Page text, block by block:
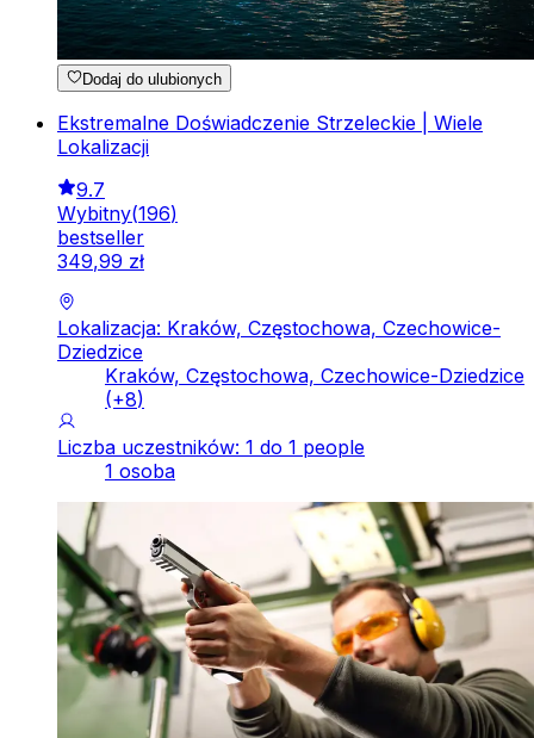
Dodaj do ulubionych
Ekstremalne Doświadczenie Strzeleckie | Wiele
Lokalizacji
9.7
Wybitny(196)
bestseller
349,99 zł
Lokalizacja: Kraków, Częstochowa, Czechowice-
Dziedzice
Kraków, Częstochowa, Czechowice-Dziedzice
(+8)
Liczba uczestników: 1 do 1 people
1 osoba